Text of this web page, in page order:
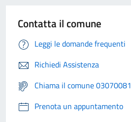
Contatta il comune
Leggi le domande frequenti
Richiedi Assistenza
Chiama il comune 03070081
Prenota un appuntamento